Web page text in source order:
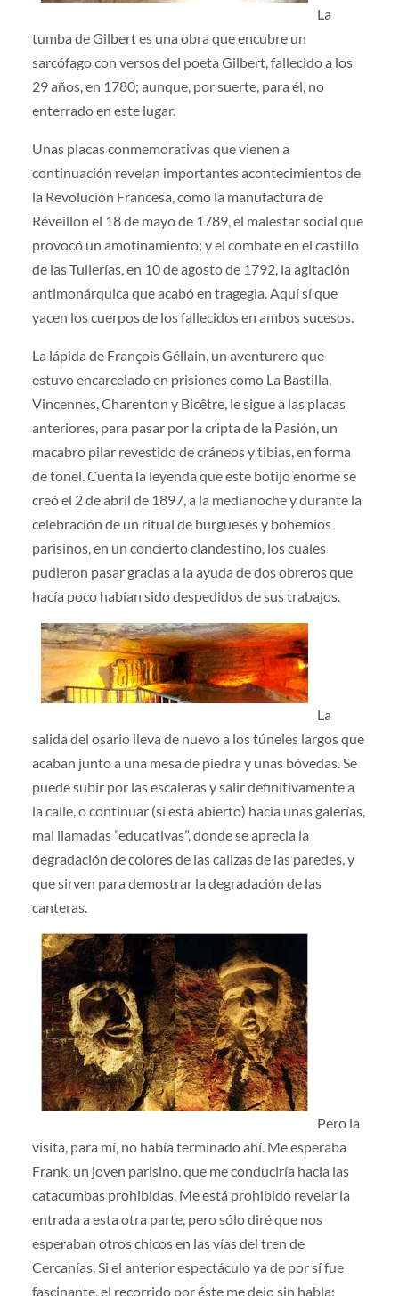
La
tumba de Gilbert es una obra que encubre un
sarcófago con versos del poeta Gilbert, fallecido a los
29 años, en 1780; aunque, por suerte, para él, no
enterrado en este lugar.
Unas placas conmemorativas que vienen a
continuación revelan importantes acontecimientos de
la Revolución Francesa, como la manufactura de
Réveillon el 18 de mayo de 1789, el malestar social que
provocó un amotinamiento; y el combate en el castillo
de las Tullerías, en 10 de agosto de 1792, la agitación
antimonárquica que acabó en tragegia. Aquí sí que
yacen los cuerpos de los fallecidos en ambos sucesos.
La lápida de François Géllain, un aventurero que
estuvo encarcelado en prisiones como La Bastilla,
Vincennes, Charenton y Bicêtre, le sigue a las placas
anteriores, para pasar por la cripta de la Pasión, un
macabro pilar revestido de cráneos y tibias, en forma
de tonel. Cuenta la leyenda que este botijo enorme se
creó el 2 de abril de 1897, a la medianoche y durante la
celebración de un ritual de burgueses y bohemios
parisinos, en un concierto clandestino, los cuales
pudieron pasar gracias a la ayuda de dos obreros que
hacía poco habían sido despedidos de sus trabajos.
La
salida del osario lleva de nuevo a los túneles largos que
acaban junto a una mesa de piedra y unas bóvedas. Se
puede subir por las escaleras y salir definitivamente a
la calle, o continuar (si está abierto) hacia unas galerías,
mal llamadas ”educativas”, donde se aprecia la
degradación de colores de las calizas de las paredes, y
que sirven para demostrar la degradación de las
canteras.
Pero la
visita, para mí, no había terminado ahí. Me esperaba
Frank, un joven parisino, que me conduciría hacia las
catacumbas prohibidas. Me está prohibido revelar la
entrada a esta otra parte, pero sólo diré que nos
esperaban otros chicos en las vías del tren de
Cercanías. Si el anterior espectáculo ya de por sí fue
fascinante, el recorrido por éste me dejo sin habla: